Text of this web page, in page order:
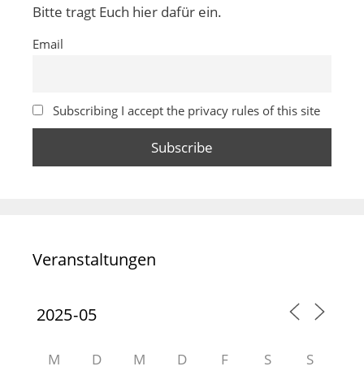
Bitte tragt Euch hier dafür ein.
Email
Subscribing I accept the privacy rules of this site
Veranstaltungen
M D M D F S S